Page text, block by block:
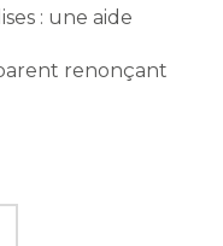
: une aide
renonçant